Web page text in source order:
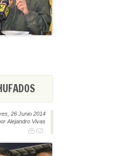
26 Junio 2014
Alejandro Vivas